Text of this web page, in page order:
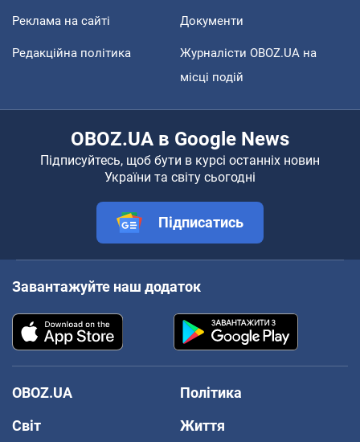
Реклама на сайті Документи
Редакційна політика
Журналісти OBOZ.UA на
місці подій
OBOZ.UA в Google News
Підписуйтесь, щоб бути в курсі останніх новин
України та світу сьогодні
Підписатись
Завантажуйте наш додаток
OBOZ.UA
Політика
Світ
Життя